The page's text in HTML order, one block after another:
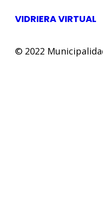
VIDRIERA VIRTUAL
© 2022